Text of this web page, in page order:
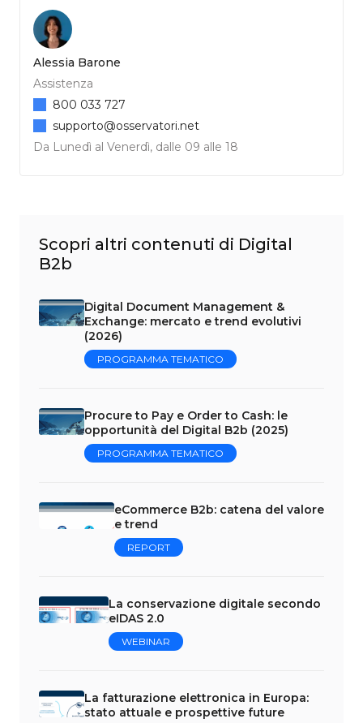
Alessia Barone
Assistenza
Da Lunedì al Venerdì, dalle 09 alle 18
800 033 727
supporto@osservatori.net
Scopri altri contenuti di Digital
B2b
Digital Document Management &
Exchange: mercato e trend evolutivi
(2026)
PROGRAMMA TEMATICO
Procure to Pay e Order to Cash: le
opportunità del Digital B2b (2025)
PROGRAMMA TEMATICO
eCommerce B2b: catena del valore
e trend
REPORT
La conservazione digitale secondo
eIDAS 2.0
WEBINAR
La fatturazione elettronica in Europa:
stato attuale e prospettive future